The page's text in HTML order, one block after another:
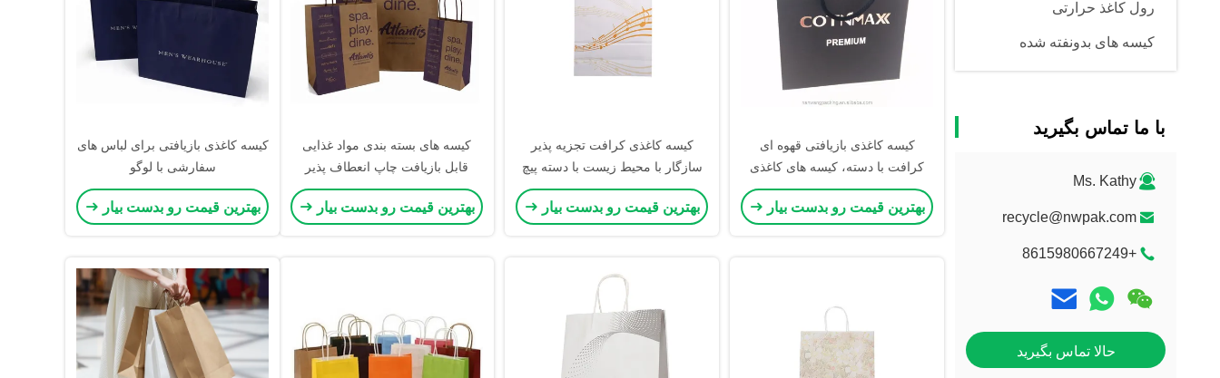
رول کاغذ حرارتی
کیسه های بدونفته شده
با ما تماس بگیرید
Ms. Kathy
recycle@nwpak.com
+8615980667249
حالا تماس بگیرید
کیسه کاغذی بازیافتی قهوه ای
کرافت با دسته، کیسه های کاغذی
خرید، هدیه هنری با لوگوی خودتان
بهترین قیمت رو بدست بیار
کیسه کاغذی کرافت تجزیه پذیر
سازگار با محیط زیست با دسته پیچ
خورده، کیسه کاغذی پایدار
بهترین قیمت رو بدست بیار
کیسه های بسته بندی مواد غذایی
قابل بازیافت چاپ انعطاف پذیر
دوستدار محیط زیست کیسه کاغذی
قهوه ای
بهترین قیمت رو بدست بیار
کیسه کاغذی بازیافتی برای لباس های
سفارشی با لوگو
بهترین قیمت رو بدست بیار